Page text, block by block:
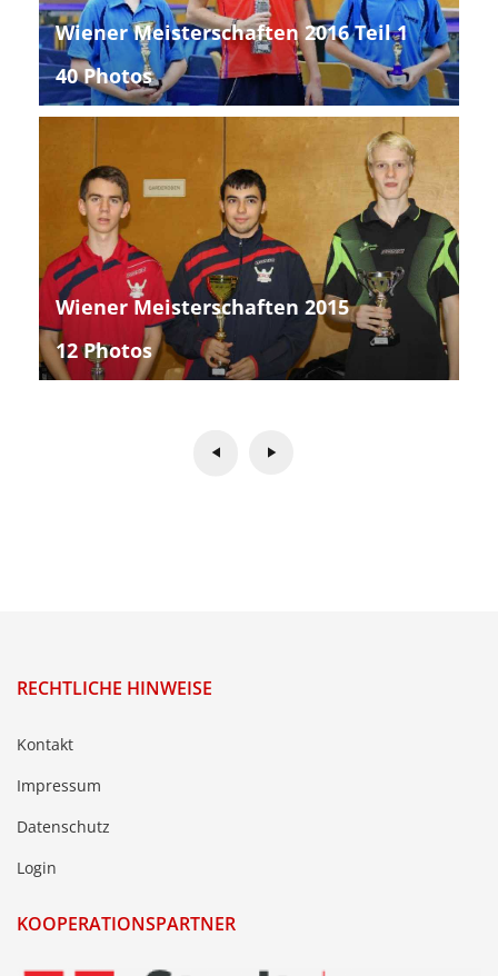
Wiener Meisterschaften 2016 Teil 1
40 Photos
Wiener Meisterschaften 2015
12 Photos
RECHTLICHE HINWEISE
Kontakt
Impressum
Datenschutz
Login
KOOPERATIONSPARTNER